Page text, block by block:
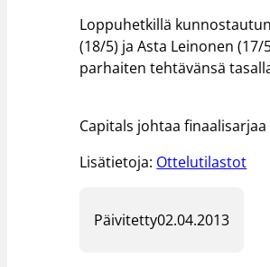
Loppuhetkillä
(18/5) ja Asta Leinonen
parhaiten tehtävänsä
Capitals johtaa
Lisätietoja: Ottelutilastot
Päivitetty02.04.2013